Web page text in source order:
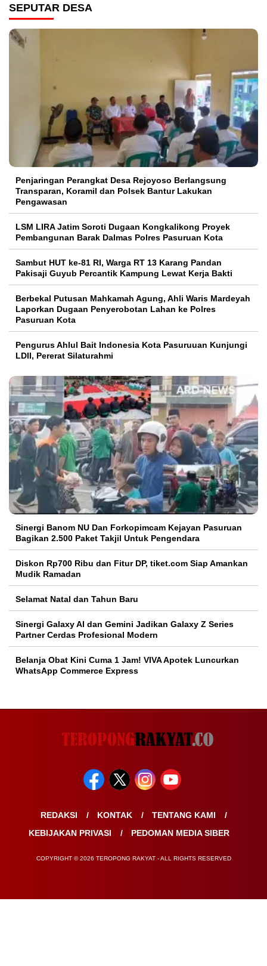
SEPUTAR DESA
Penjaringan Perangkat Desa Rejoyoso Berlangsung
Transparan, Koramil dan Polsek Bantur Lakukan
Pengawasan
LSM LIRA Jatim Soroti Dugaan Kongkalikong Proyek
Pembangunan Barak Dalmas Polres Pasuruan Kota
Sambut HUT ke-81 RI, Warga RT 13 Karang Pandan
Pakisaji Guyub Percantik Kampung Lewat Kerja Bakti
Berbekal Putusan Mahkamah Agung, Ahli Waris Mardeyah
Laporkan Dugaan Penyerobotan Lahan ke Polres
Pasuruan Kota
Pengurus Ahlul Bait Indonesia Kota Pasuruuan Kunjungi
LDII, Pererat Silaturahmi
Sinergi Banom NU Dan Forkopimcam Kejayan Pasuruan
Bagikan 2.500 Paket Takjil Untuk Pengendara
Diskon Rp700 Ribu dan Fitur DP, tiket.com Siap Amankan
Mudik Ramadan
Selamat Natal dan Tahun Baru
Sinergi Galaxy AI dan Gemini Jadikan Galaxy Z Series
Partner Cerdas Profesional Modern
Belanja Obat Kini Cuma 1 Jam! VIVA Apotek Luncurkan
WhatsApp Commerce Express
REDAKSI KONTAK
TENTANG KAMI
KEBIJAKAN PRIVASI
PEDOMAN MEDIA SIBER
COPYRIGHT © 2026 TEROPONG RAKYAT - ALL RIGHTS RESERVED